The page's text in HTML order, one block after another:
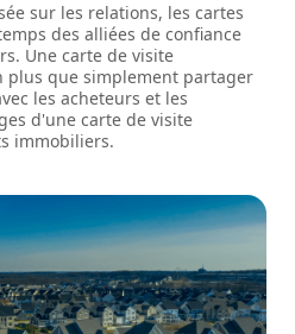
sur les relations, les cartes
des alliées de confiance
Une carte de visite
que simplement partager
les acheteurs et les
d'une carte de visite
immobiliers.